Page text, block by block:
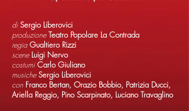
di Sergio Liberovici
produzioneTeatro Popolare La Contrada
regiaGualtiero Rizzi
scene Luigi Nervo
costumiCarlo Giuliano
musicheSergio Liberovici
con Franco Bertan, Orazio Bobbio, Patrizia Ducci,
Ariella Reggio, Pino Scarpinato, Luciano Travaglino